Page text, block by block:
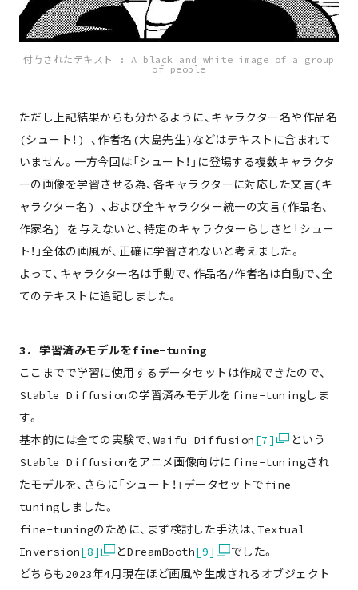
付与されたテキスト : A black and white image of a group
of people
ただし上記結果からも分かるように、キャラクター名や作品名
(シュート！) 、作者名(大島先生)などはテキストに含まれて
いません。一方今回は「シュート！」に登場する複数キャラクタ
ーの画像を学習させる為、各キャラクターに対応した文言(キ
ャラクター名) 、および全キャラクター統一の文言(作品名、
作家名) を与えないと、特定のキャラクターらしさと「シュー
ト！」全体の画風が、正確に学習されないと考えました。
よって、キャラクター名は手動で、作品名/作者名は自動で、全
てのテキストに追記しました。
3. 学習済みモデルをfine-tuning
ここまでで学習に使用するデータセットは作成できたので、
Stable Diffusionの学習済みモデルをfine-tuningしま
す。
基本的には全ての実験で、Waifu Diffusion [7]
という
Stable Diffusionをアニメ画像向けにfine-tuningされ
たモデルを、さらに「シュート！」データセットでfine-
tuningしました。
fine-tuningのために、まず検討した手法は、Textual
Inversion[8] とDreamBooth[9]
でした。
どちらも2023年4月現在ほど画風や生成されるオブジェクト